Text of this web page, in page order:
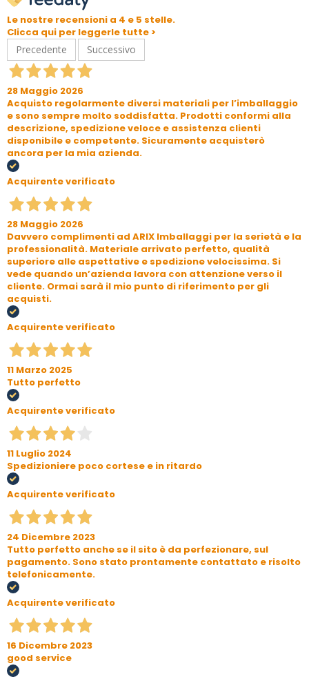
Le nostre recensioni a 4 e 5 stelle.
Clicca qui per leggerle tutte >
Precedente
Successivo
28 Maggio 2026
Acquisto regolarmente diversi materiali per l’imballaggio
e sono sempre molto soddisfatta. Prodotti conformi alla
descrizione, spedizione veloce e assistenza clienti
disponibile e competente. Sicuramente acquisterò
ancora per la mia azienda.
Acquirente verificato
28 Maggio 2026
Davvero complimenti ad ARIX Imballaggi per la serietà e la
professionalità. Materiale arrivato perfetto, qualità
superiore alle aspettative e spedizione velocissima. Si
vede quando un’azienda lavora con attenzione verso il
cliente. Ormai sarà il mio punto di riferimento per gli
acquisti.
Acquirente verificato
11 Marzo 2025
Tutto perfetto
Acquirente verificato
11 Luglio 2024
Spedizioniere poco cortese e in ritardo
Acquirente verificato
24 Dicembre 2023
Tutto perfetto anche se il sito è da perfezionare, sul
pagamento. Sono stato prontamente contattato e risolto
telefonicamente.
Acquirente verificato
16 Dicembre 2023
good service